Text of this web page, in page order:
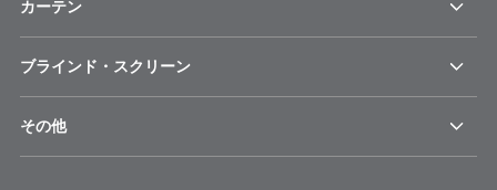
カーテン
ブラインド・スクリーン
その他